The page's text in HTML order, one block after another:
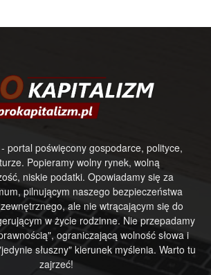
portal poświęcony gospodarce, polityce,
Popieramy wolny rynek, wolną
niskie podatki. Opowiadamy się za
pilnującym naszego bezpieczeństwa
ale nie wtrącającym się do
w życie rodzinne. Nie przepadamy
ograniczającą wolność słowa i
słuszny" kierunek myślenia. Warto tu
zajrzeć!